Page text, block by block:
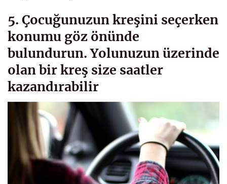
5. Çocuğunuzun kreşini seçerken
konumu göz önünde
bulundurun. Yolunuzun üzerinde
olan bir kreş size saatler
kazandırabilir